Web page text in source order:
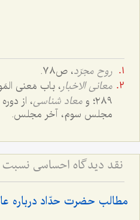
روح مجرّد، ص٧٨.
معانی الاخبار
٢٨٩؛ و
معاد شناسی
مجلس سوم، آخر مجلس.
نقد دیدگاه احساسی نسبت
مطالب حضرت حدّاد درباره